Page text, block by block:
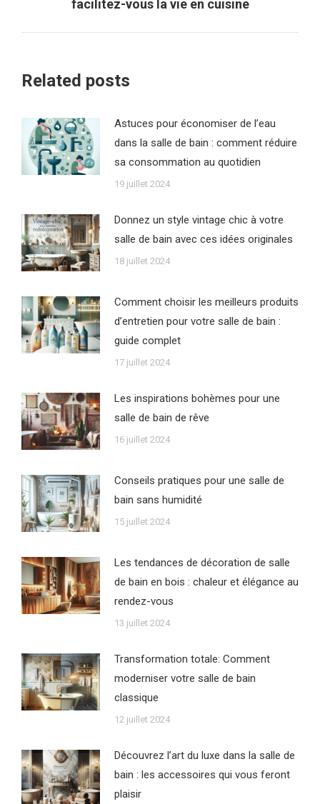
suivant
:
facilitez-vous la vie en cuisine
Related posts
Astuces pour économiser de l’eau
dans la salle de bain : comment réduire
sa consommation au quotidien
19 juillet 2024
Donnez un style vintage chic à votre
salle de bain avec ces idées originales
18 juillet 2024
Comment choisir les meilleurs produits
d’entretien pour votre salle de bain :
guide complet
17 juillet 2024
Les inspirations bohèmes pour une
salle de bain de rêve
16 juillet 2024
Conseils pratiques pour une salle de
bain sans humidité
15 juillet 2024
Les tendances de décoration de salle
de bain en bois : chaleur et élégance au
rendez-vous
13 juillet 2024
Transformation totale: Comment
moderniser votre salle de bain
classique
12 juillet 2024
Découvrez l’art du luxe dans la salle de
bain : les accessoires qui vous feront
plaisir